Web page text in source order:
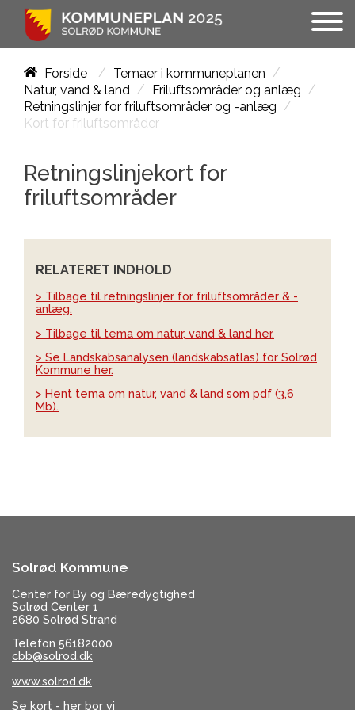
Forside / Temaer i kommuneplanen /
Natur, vand & land / Friluftsområder og anlæg /
Retningslinjer for friluftsområder og -anlæg /
Kort for friluftsområder
Retningslinjekort for
friluftsområder
RELATERET INDHOLD
> Tilbage til retningslinjer for friluftsområder & -
anlæg.
> Tilbage til tema om natur, vand & land her.
> Se Landskabsanalysen (landskabsatlas) for Solrød
Kommune her.
> Hent tema om natur, vand & land som pdf (3,6
Mb).
Solrød Kommune
Center for By og Bæredygtighed
Solrød Center 1
2680 Solrød Strand
Telefon 56182000
cbb@solrod.dk
www.solrod.dk
Se kort - her bor vi